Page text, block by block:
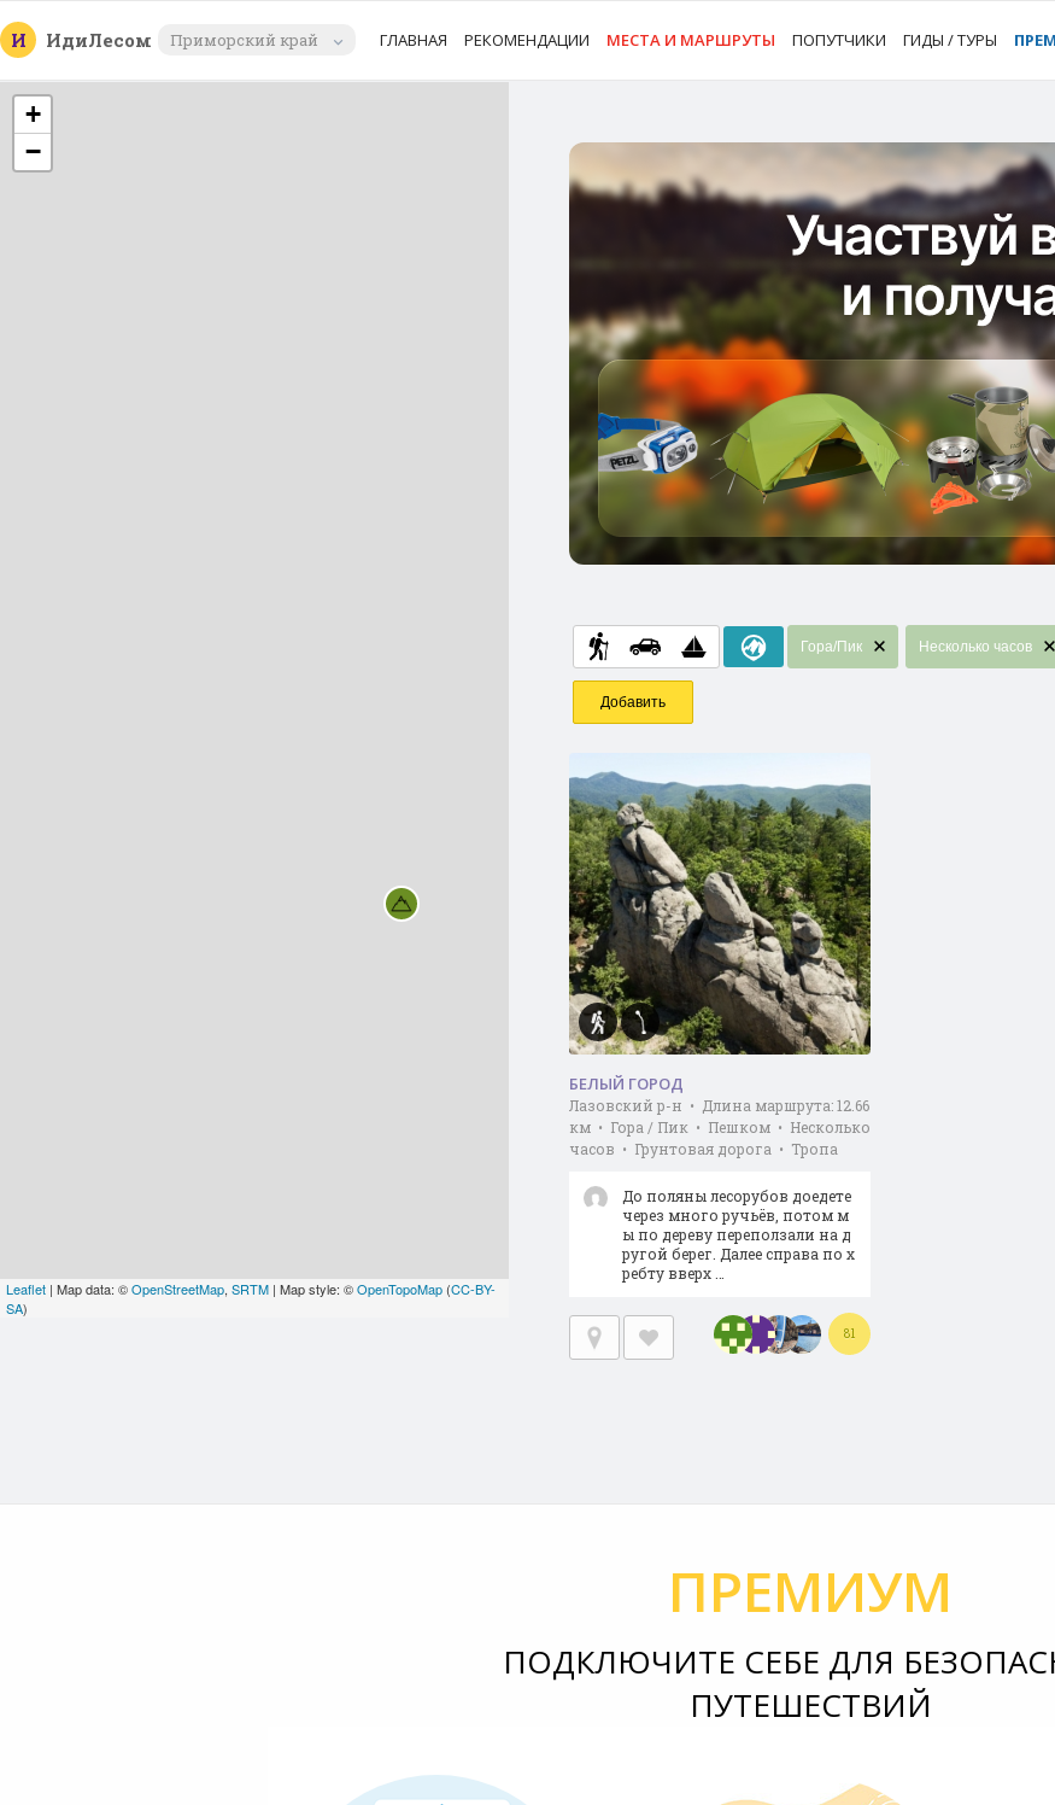
И ИдиЛесом Приморский край ГЛАВНАЯ РЕКОМЕНДАЦИИ МЕСТА И МАРШРУТЫ ПОПУТЧИКИ ГИДЫ / ТУРЫ
+
−
Leaflet | Map data: ©OpenStreetMap, SRTM | Map style: ©OpenTopoMap (CC-BY-
SA)
Гора/Пик Несколько часов
Добавить
БЕЛЫЙ ГОРОД
Лазовский р-н • Длина маршрута: 12.66
км • Гора / Пик • Пешком • Несколько
часов • Грунтовая дорога • Тропа
До поляны лесорубов доедете
через много ручьёв, потом м
ы по дереву переползали на д
ругой берег. Далее справа по х
ребту вверх …
81
ПРЕМИУМ
ПОДКЛЮЧИТЕ СЕБЕ ДЛЯ
ПУТЕШЕСТВИЙ